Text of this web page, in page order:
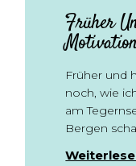
Früher
Früher und
noch, wie
am
Bergen